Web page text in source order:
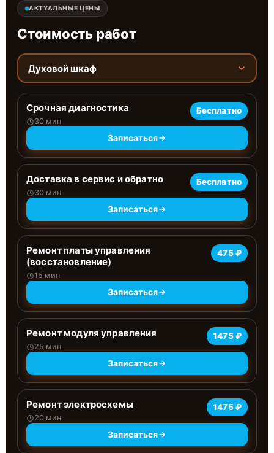
АКТУАЛЬНЫЕ ЦЕНЫ
Стоимость работ
Духовой шкаф
Срочная диагностика
30 мин
Бесплатно
Записаться
Доставка в сервис и обратно
30 мин
Бесплатно
Записаться
Ремонт платы управления
(восстановление)
15 мин
475 ₽
Записаться
Ремонт модуля управления
25 мин
1475 ₽
Записаться
Ремонт электросхемы
20 мин
1475 ₽
Записаться